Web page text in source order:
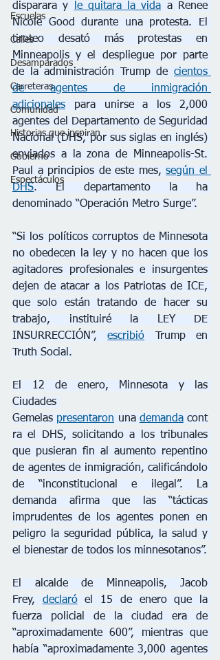
Escuelas
Calles
Desamparados
Carreteras
Comunidad
Historias que inspiran
Gobierno
Espectáculos
disparara y le quitara la vida a Renee
Nicole Good durante una protesta. El
tiroteo desató más protestas en
Minneapolis y el despliegue por parte
de la administración Trump de cientos
de agentes de inmigración
adicionales para unirse a los 2,000
agentes del Departamento de Seguridad
Nacional (DHS, por sus siglas en inglés)
enviados a la zona de Minneapolis-St.
Paul a principios de este mes, según el
DHS. El departamento la ha
denominado “Operación Metro Surge”.
“Si los políticos corruptos de Minnesota
no obedecen la ley y no hacen que los
agitadores profesionales e insurgentes
dejen de atacar a los Patriotas de ICE,
que solo están tratando de hacer su
trabajo, instituiré la LEY DE
INSURRECCIÓN”, escribió Trump en
Truth Social.
El 12 de enero, Minnesota y las
Ciudades
Gemelas presentaron una demanda cont
ra el DHS, solicitando a los tribunales
que pusieran fin al aumento repentino
de agentes de inmigración, calificándolo
de “inconstitucional e ilegal”. La
demanda afirma que las “tácticas
imprudentes de los agentes ponen en
peligro la seguridad pública, la salud y
el bienestar de todos los minnesotanos”.
El alcalde de Minneapolis, Jacob
Frey, declaró el 15 de enero que la
fuerza policial de la ciudad era de
“aproximadamente 600”, mientras que
había “aproximadamente 3,000 agentes